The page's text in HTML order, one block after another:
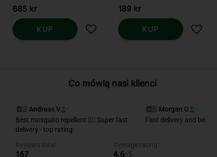
685 kr
Dodaj do ulubionych
KUP
189 kr
KUP
Co mówią nasi klienci